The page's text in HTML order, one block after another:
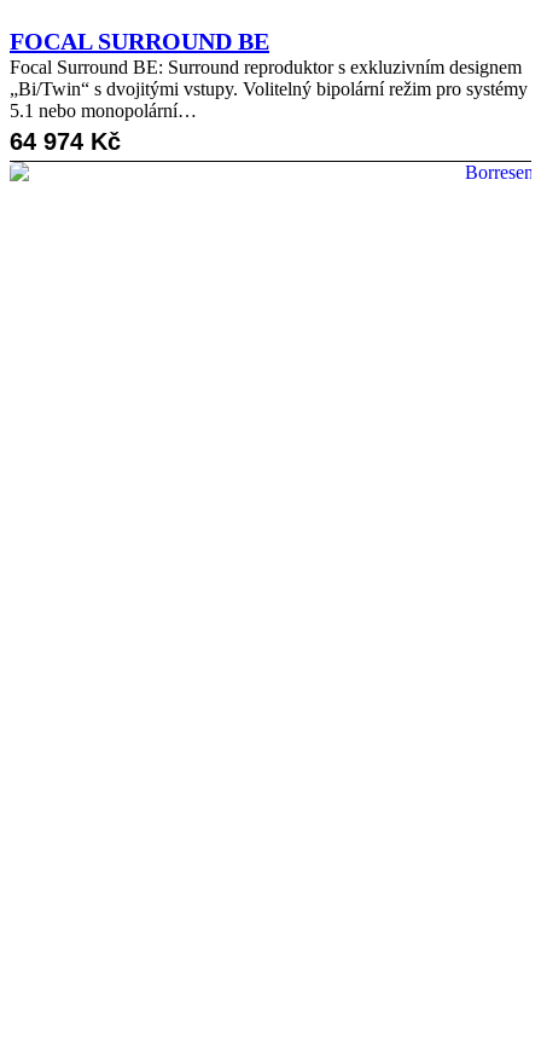
FOCAL SURROUND BE
Focal Surround BE: Surround reproduktor s exkluzivním designem
„Bi/Twin“ s dvojitými vstupy. Volitelný bipolární režim pro systémy
5.1 nebo monopolární…
64 974 Kč